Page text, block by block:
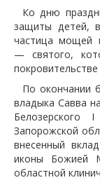
Ко дню
защиты детей,
частица мощей
— святого,
По окончании
владыка Савва
Белозерского
Запорожской
внесенный
иконы Божией
областной